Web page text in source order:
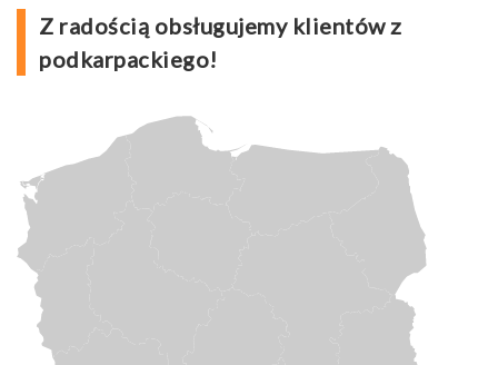
Z radością obsługujemy klientów z
podkarpackiego!